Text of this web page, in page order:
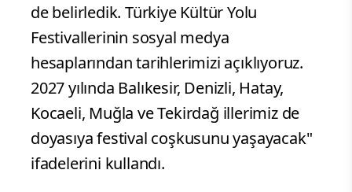
de belirledik. Türkiye Kültür Yolu
Festivallerinin sosyal medya
hesaplarından tarihlerimizi açıklıyoruz.
2027 yılında Balıkesir, Denizli, Hatay,
Kocaeli, Muğla ve Tekirdağ illerimiz de
doyasıya festival coşkusunu yaşayacak"
ifadelerini kullandı.